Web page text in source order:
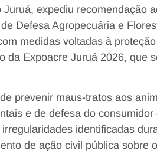
expediu recomendação
Defesa Agropecuária e
medidas voltadas à
da Expoacre Juruá 2026, que
prevenir maus-tratos aos
e de defesa do consumidor
identificadas
de ação civil pública sobre